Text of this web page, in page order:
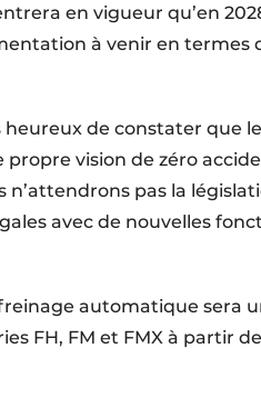
en vigueur qu’en
à venir en termes
heureux de constater que
propre vision de zéro
n’attendrons pas la
avec de nouvelles
automatique sera
FH, FM et FMX à partir